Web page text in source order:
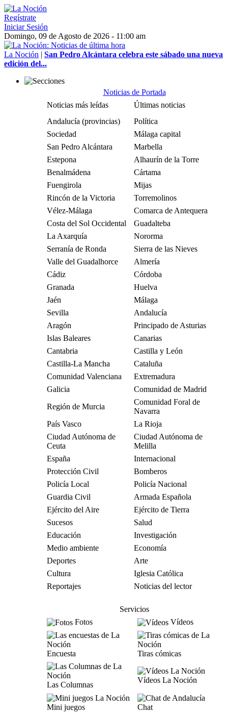
Regístrate
Iniciar Sesión
Domingo, 09 de Agosto de 2026 - 11:00 am
La Noción | San Pedro Alcántara celebra este sábado una nueva
edición del...
Noticias de Portada
Noticias más leídas
Últimas noticias
Andalucía (provincias)
Política
Sociedad
Málaga capital
San Pedro Alcántara
Marbella
Estepona
Alhaurín de la Torre
Benalmádena
Cártama
Fuengirola
Mijas
Rincón de la Victoria
Torremolinos
Vélez-Málaga
Comarca de Antequera
Costa del Sol Occidental
Guadalteba
La Axarquía
Nororma
Serranía de Ronda
Sierra de las Nieves
Valle del Guadalhorce
Almería
Cádiz
Córdoba
Granada
Huelva
Jaén
Málaga
Sevilla
Andalucía
Aragón
Principado de Asturias
Islas Baleares
Canarias
Cantabria
Castilla y León
Castilla-La Mancha
Cataluña
Comunidad Valenciana
Extremadura
Galicia
Comunidad de Madrid
Región de Murcia
Comunidad Foral de
Navarra
País Vasco
La Rioja
Ciudad Autónoma de
Ceuta
Ciudad Autónoma de
Melilla
España
Internacional
Protección Civil
Bomberos
Policía Local
Policía Nacional
Guardia Civil
Armada Española
Ejército del Aire
Ejército de Tierra
Sucesos
Salud
Educación
Investigación
Medio ambiente
Economía
Deportes
Arte
Cultura
Iglesia Católica
Reportajes
Noticias del lector
Servicios
Fotos
Vídeos
Encuesta Tiras cómicas
Las Columnas
Vídeos La Noción
Mini juegos
Chat